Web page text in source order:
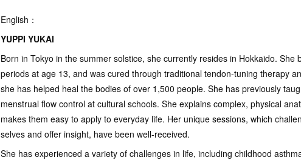
English：
YUPPI YUKAI
Born in Tokyo in the summer solstice, she currently resides in Hokkaido. She
periods at age 13, and was cured through traditional tendon-tuning therapy
she has helped heal the bodies of over 1,500 people. She has previously
menstrual flow control at cultural schools. She explains complex, physical
makes them easy to apply to everyday life. Her unique sessions, which
selves and offer insight, have been well-received.
She has experienced a variety of challenges in life, including childhood